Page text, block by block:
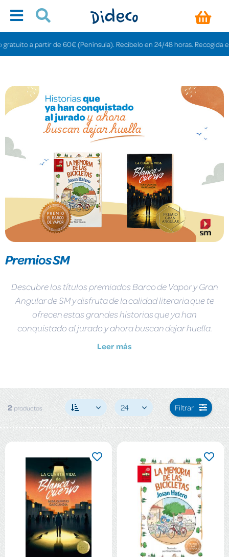
a partir de 60€ (Península). Recíbelo en 24/48 horas. Recogida en
Premios SM
Descubre los títulos premiados Barco de Vapor y Gran
Angular de SM y disfruta de la calidad literaria que te
ofrecen estas grandes historias que ya han
conquistado al jurado y ahora buscan dejar huella.
Leer más
2productos 24 Filtrar